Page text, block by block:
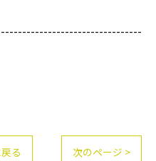
る 次のページ >